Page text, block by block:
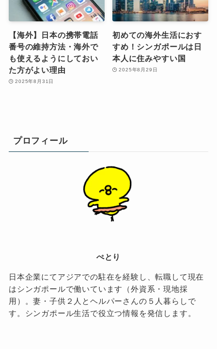
【海外】日本の携帯電話
番号の維持方法・海外で
も使えるようにしておい
た方がよい理由
2025年8月31日
初めての海外生活におす
すめ！シンガポールは日
本人に住みやすい国
2025年8月29日
プロフィール
ぺとり
日本企業にてアジアでの駐在を経験し、転職して現在
はシンガポールで働いています（外資系・現地採
用）。妻・子供２人とヘルパーさんの５人暮らしで
す。シンガポール生活で役立つ情報を発信します。